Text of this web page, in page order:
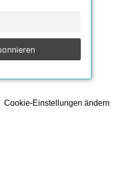
Cookie-Einstellungen ändern